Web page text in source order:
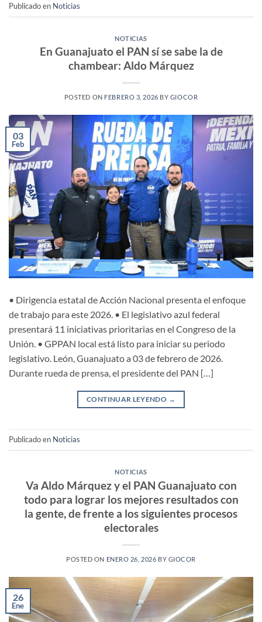
Publicado en Noticias
NOTICIAS
En Guanajuato el PAN sí se sabe la de
chambear: Aldo Márquez
POSTED ON FEBRERO 3, 2026 BY GIOCOR
03
Feb
• Dirigencia estatal de Acción Nacional presenta el enfoque
de trabajo para este 2026. • El legislativo azul federal
presentará 11 iniciativas prioritarias en el Congreso de la
Unión. • GPPAN local está listo para iniciar su periodo
legislativo. León, Guanajuato a 03 de febrero de 2026.
Durante rueda de prensa, el presidente del PAN […]
CONTINUAR LEYENDO →
Publicado en Noticias
NOTICIAS
Va Aldo Márquez y el PAN Guanajuato con
todo para lograr los mejores resultados con
la gente, de frente a los siguientes procesos
electorales
POSTED ON ENERO 26, 2026 BY GIOCOR
26
Ene